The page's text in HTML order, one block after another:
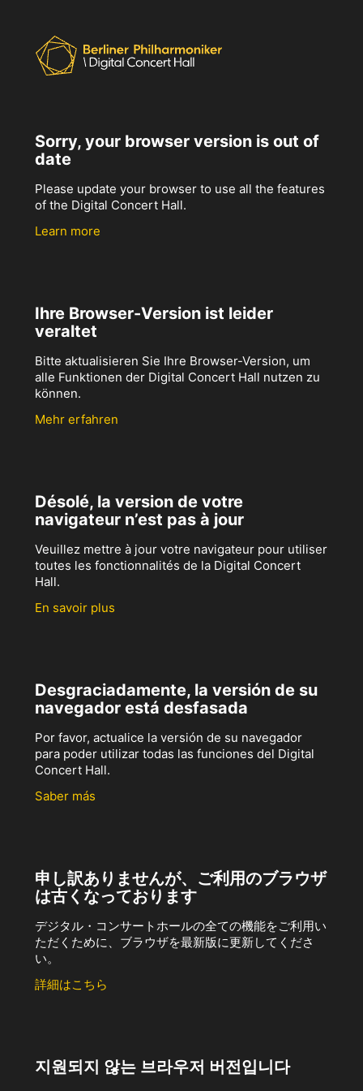
Sorry, your browser version is out of
date
Please update your browser to use all the features
of the Digital Concert Hall.
Learn more
Ihre Browser-Version ist leider
veraltet
Bitte aktualisieren Sie Ihre Browser-Version, um
alle Funktionen der Digital Concert Hall nutzen zu
können.
Mehr erfahren
Désolé, la version de votre
navigateur n’est pas à jour
Veuillez mettre à jour votre navigateur pour utiliser
toutes les fonctionnalités de la Digital Concert
Hall.
En savoir plus
Desgraciadamente, la versión de su
navegador está desfasada
Por favor, actualice la versión de su navegador
para poder utilizar todas las funciones del Digital
Concert Hall.
Saber más
申し訳ありませんが、ご利用のブラウザ
は古くなっております
デジタル・コンサートホールの全ての機能をご利用い
ただくために、ブラウザを最新版に更新してくださ
い。
詳細はこちら
지원되지 않는 브라우저 버전입니다